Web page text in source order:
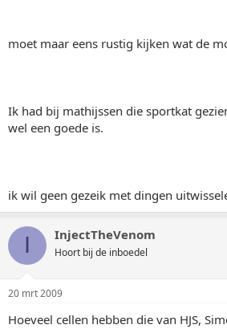
moet maar eens rustig kijken wat de
Ik had bij mathijssen die sportkat
wel een goede is.
ik wil geen gezeik met dingen
I InjectTheVenom
Hoort bij de inboedel
20 mrt 2009
Hoeveel cellen hebben die van HJS,